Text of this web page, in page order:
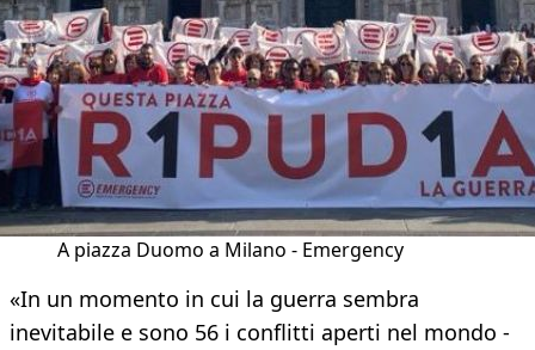
A piazza Duomo a Milano - Emergency
«In un momento in cui la guerra sembra
inevitabile e sono 56 i conflitti aperti nel mondo -